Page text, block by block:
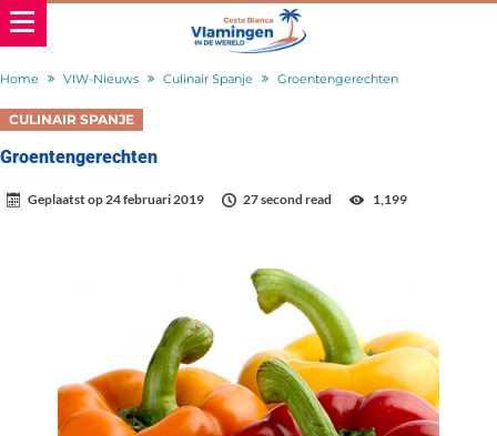
Home VIW-Nieuws Culinair Spanje Groentengerechten
CULINAIR SPANJE
Groentengerechten
Geplaatst op24 februari 2019 27 second read 1,199